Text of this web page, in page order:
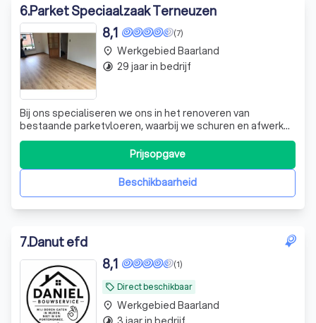
6.Parket Speciaalzaak Terneuzen
(7)
8,1
Bij ons specialiseren we ons in het renoveren van
bestaande parketvloeren, waarbij we schuren en afwerken
met hoogwaardige lak of kleurolie. Wanneer uw
parketvloer zijn glans verliest, biedt schuren vaak de
ideale oplossing. U kunt ervoor kiezen om dit zelf te doen,
maar wij adviseren om het aan ons
Beschikbaarheid
Prijsopgave
place Werkgebied Baarland
timelapse 29 jaar in bedrijf
7.Danut efd
local_offer Direct beschikbaar
(1)
8,1
place Werkgebied Baarland